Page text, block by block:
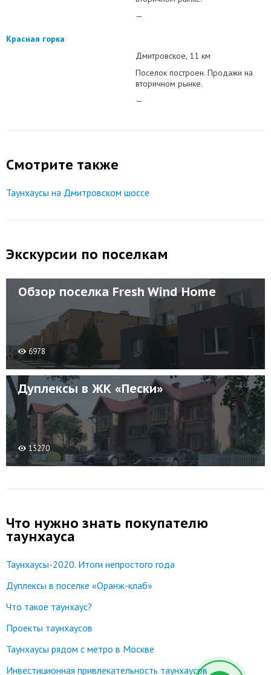
—
Красная горка
Дмитровское 11 км
Поселок построен. Продажи на
вторичном рынке.
—
Смотрите также
Таунхаусы на Дмитровском шоссе
Экскурсии по поселкам
Обзор поселка Fresh Wind Home
6978
Дуплексы в ЖК «Пески»
15270
Что нужно знать покупателю
таунхауса
Таунхаусы-2020. Итоги непростого года
Дуплексы в поселке «Оранж-клаб»
Что такое таунхаус?
Проекты таунхаусов
Таунхаусы рядом с метро в Москве
Инвестиционная привлекательность таунхаусов